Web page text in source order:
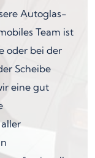
Autoglas-
Team ist
oder bei der
Scheibe
eine gut